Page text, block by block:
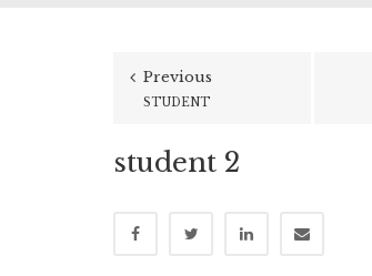
Previous
STUDENT
student 2